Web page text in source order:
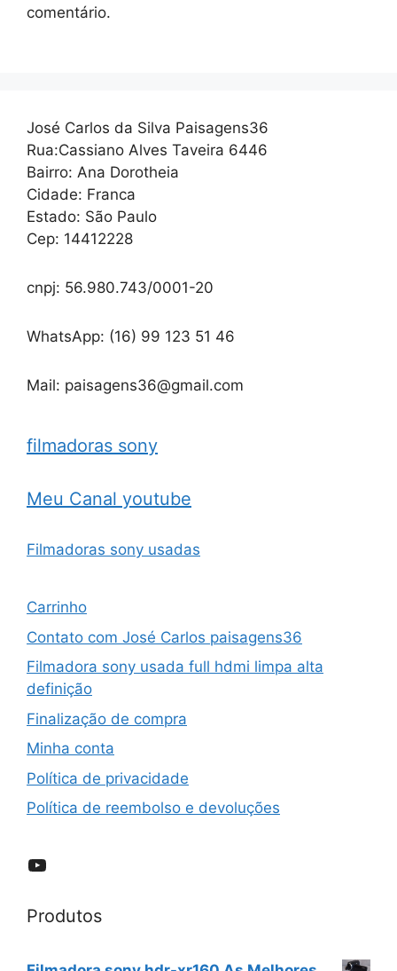
comentário.
José Carlos da Silva Paisagens36
Rua:Cassiano Alves Taveira 6446
Bairro: Ana Dorotheia
Cidade: Franca
Estado: São Paulo
Cep: 14412228
cnpj: 56.980.743/0001-20
WhatsApp: (16) 99 123 51 46
Mail: paisagens36@gmail.com
filmadoras sony
Meu Canal youtube
Filmadoras sony usadas
Carrinho
Contato com José Carlos paisagens36
Filmadora sony usada full hdmi limpa alta
definição
Finalização de compra
Minha conta
Política de privacidade
Política de reembolso e devoluções
YouTube
Produtos